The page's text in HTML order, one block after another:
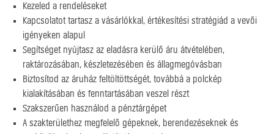
Kezeled a rendeléseket
Kapcsolatot tartasz a vásárlókkal, értékesítési stratégiád a vevői
igényeken alapul
Segítséget nyújtasz az eladásra kerülő áru átvételében,
raktározásában, készletezésében és állagmegóvásban
Biztosítod az áruház feltöltöttségét, továbbá a polckép
kialakításában és fenntartásában veszel részt
Szakszerűen használod a pénztárgépet
A szakterülethez megfelelő gépeknek, berendezéseknek és